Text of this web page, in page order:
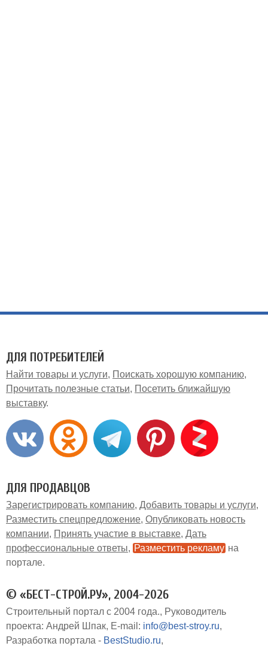
ДЛЯ ПОТРЕБИТЕЛЕЙ
Найти товары и услуги
Поискать хорошую компанию
Прочитать полезные статьи
Посетить ближайшую
выставку
ДЛЯ ПРОДАВЦОВ
Зарегистрировать компанию Добавить товары и услуги
Разместить спецпредложение Опубликовать новость
компании
Принять участие в выставке Дать
профессиональные ответы
Разместить рекламу на
портале
© «БЕСТ-СТРОЙ.РУ», 2004-2026
Строительный портал с 2004 года.
Руководитель
проекта: Андрей Шпак E-mail: info@best-stroy.ru
Разработка портала - BestStudio.ru